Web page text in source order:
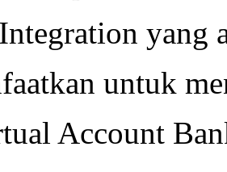
yang
untuk
Account